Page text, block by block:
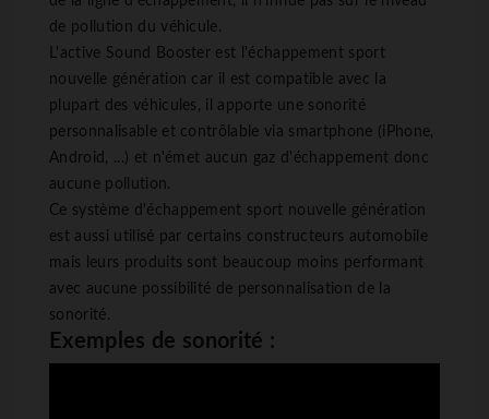
de pollution du véhicule.
L'active Sound Booster est l'échappement sport
nouvelle génération car il est compatible avec la
plupart des véhicules, il apporte une sonorité
personnalisable et contrôlable via smartphone (iPhone,
Android, ...) et n'émet aucun gaz d'échappement donc
aucune pollution.
Ce système d'échappement sport nouvelle génération
est aussi utilisé par certains constructeurs automobile
mais leurs produits sont beaucoup moins performant
avec aucune possibilité de personnalisation de la
sonorité.
Exemples de sonorité :